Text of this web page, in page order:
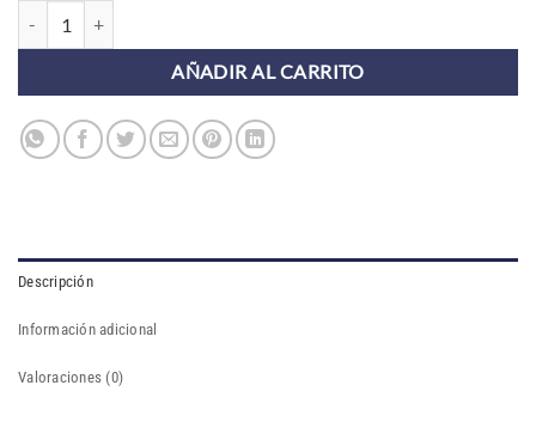
AÑADIR AL CARRITO
Descripción
Información adicional
Valoraciones (0)